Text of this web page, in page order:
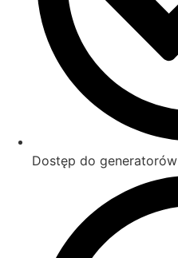
Dostęp do generatorów